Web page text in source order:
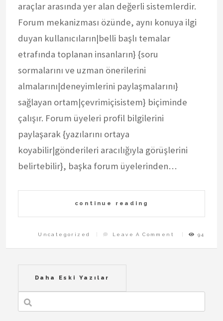
araçlar arasında yer alan değerli sistemlerdir.
Forum mekanizması özünde, aynı konuya ilgi
duyan kullanıcıların|belli başlı temalar
etrafında toplanan insanların} {soru
sormalarını ve uzman önerilerini
almalarını|deneyimlerini paylaşmalarını}
sağlayan ortam|çevrimiçisistem} biçiminde
çalışır. Forum üyeleri profil bilgilerini
paylaşarak {yazılarını ortaya
koyabilir|gönderileri aracılığıyla görüşlerini
belirtebilir}, başka forum üyelerinden…
continue reading
Uncategorized Leave A Comment
On
Forum
94
YazıDaha Eski Yazılar